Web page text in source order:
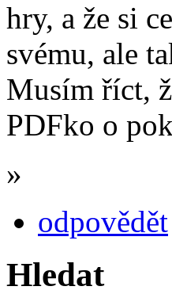
hry, a že si
svému, ale
Musím říct,
PDFko o
»
odpovědět
Hledat